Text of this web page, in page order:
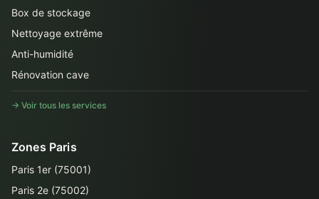
Box de stockage
Nettoyage extrême
Anti-humidité
Rénovation cave
→ Voir tous les services
Zones Paris
Paris 1er (75001)
Paris 2e (75002)